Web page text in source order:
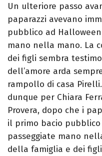
Un ulteriore passo
paparazzi avevano
pubblico ad
mano nella mano. La
dei figli sembra
dell’amore arda
rampollo di casa
dunque per Chiara
Provera, dopo che i
il primo bacio
passeggiate mano
della famiglia e dei